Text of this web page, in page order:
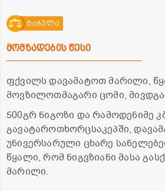
ტაბულა
მომზადების წესი
ფქვილს დავამატოთ მარილი,
მოვზილოთმაგარი ცომი,
500გრ ნიგოზი და რამოდენიმე
გავატაროთხორცსაკეპში,
უნივერსარული ცხარე
წყალი, რომ ნიგვზიანი მასა
მარილი.